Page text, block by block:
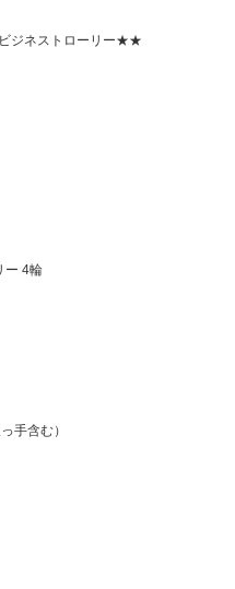
ジネストローリー★★
ー 4輪
手含む）